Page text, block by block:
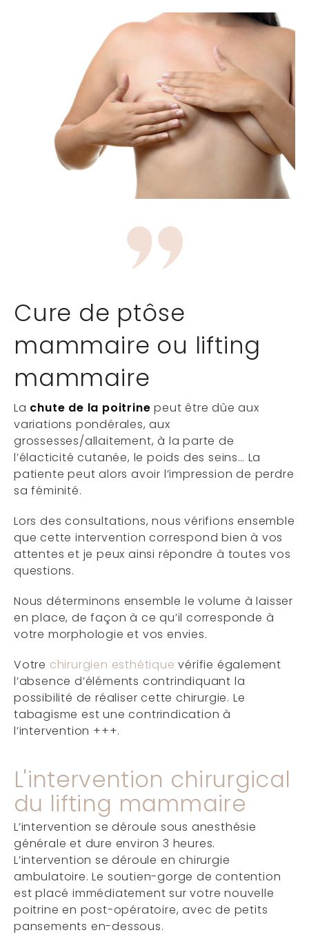
Cure de ptôse
mammaire ou lifting
mammaire
La chute de la poitrine peut être dûe aux
variations pondérales, aux
grossesses/allaitement, à la parte de
l’élacticité cutanée, le poids des seins… La
patiente peut alors avoir l’impression de perdre
sa féminité.
Lors des consultations, nous vérifions ensemble
que cette intervention correspond bien à vos
attentes et je peux ainsi répondre à toutes vos
questions.
Nous déterminons ensemble le volume à laisser
en place, de façon à ce qu’il corresponde à
votre morphologie et vos envies.
Votre chirurgien esthétique vérifie également
l’absence d’éléments contrindiquant la
possibilité de réaliser cette chirurgie. Le
tabagisme est une contrindication à
l’intervention +++.
L'intervention chirurgical
du lifting mammaire
L’intervention se déroule sous anesthésie
générale et dure environ 3 heures.
L’intervention se déroule en chirurgie
ambulatoire. Le soutien-gorge de contention
est placé immédiatement sur votre nouvelle
poitrine en post-opératoire, avec de petits
pansements en-dessous.